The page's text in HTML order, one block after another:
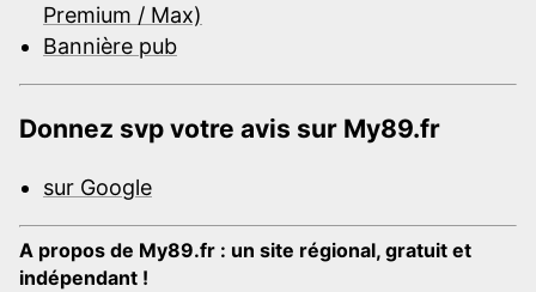
Premium / Max)
Bannière pub
Donnez svp votre avis sur My89.fr
sur Google
A propos de My89.fr : un site régional, gratuit et
indépendant !